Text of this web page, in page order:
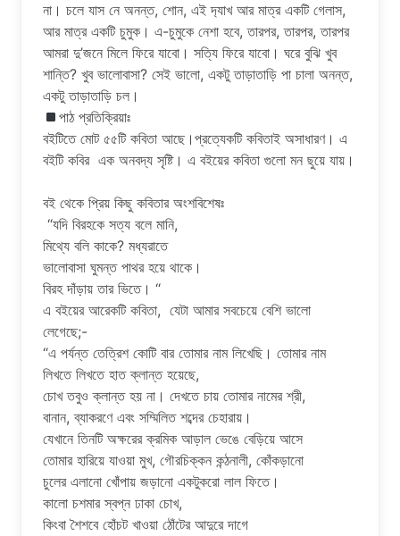
না। চলে যাস নে অনন্ত, শোন, এই দ‍্যাখ আর মাত্র একটি গেলাস,
আর মাত্র একটি চুমুক। এ-চুমুকে নেশা হবে, তারপর, তারপর, তারপর
আমরা দু’জনে মিলে ফিরে যাবো। সত্যি ফিরে যাবো। ঘরে বুঝি খুব
শান্তি? খুব ভালোবাসা? সেই ভালো, একটু তাড়াতাড়ি পা চালা অনন্ত,
একটু তাড়াতাড়ি চল।
পাঠ প্রতিক্রিয়াঃ
বইটিতে মোট ৫৫টি কবিতা আছে।প্রত্যেকটি কবিতাই অসাধারণ। এ
বইটি কবির এক অনবদ্য সৃষ্টি। এ বইয়ের কবিতা গুলো মন ছুয়ে যায়।
বই থেকে প্রিয় কিছু কবিতার অংশবিশেষঃ
“যদি বিরহকে সত্য বলে মানি,
মিথ্যে বলি কাকে? মধ্যরাতে
ভালোবাসা ঘুমন্ত পাথর হয়ে থাকে।
বিরহ দাঁড়ায় তার ভিতে। “
এ বইয়ের আরেকটি কবিতা, যেটা আমার সবচেয়ে বেশি ভালো
লেগেছে;-
“এ পর্যন্ত তেত্রিশ কোটি বার তোমার নাম লিখেছি। তোমার নাম
লিখতে লিখতে হাত ক্লান্ত হয়েছে,
চোখ তবুও ক্লান্ত হয় না। দেখতে চায় তোমার নামের শ্রী,
বানান, ব্যাকরণে এবং সম্মিলিত শব্দের চেহারায়।
যেখানে তিনটি অক্ষরের ক্রমিক আড়াল ভেঙে বেড়িয়ে আসে
তোমার হারিয়ে যাওয়া মুখ, গৌরচিক্কন কন্ঠনালী, কোঁকড়ানো
চুলের এলানো খোঁপায় জড়ানো একটুকরো লাল ফিতে।
কালো চশমার স্বপ্ন ঢাকা চোখ,
কিংবা শৈশবে হোঁচট খাওয়া ঠোঁটের আদুরে দাগে